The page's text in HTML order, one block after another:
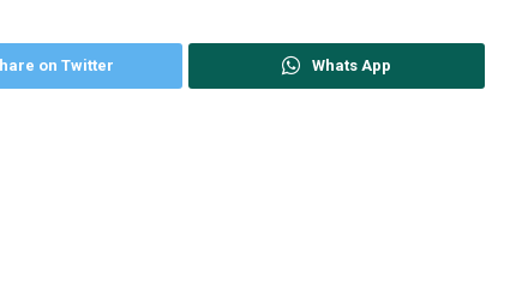
on Twitter Whats App